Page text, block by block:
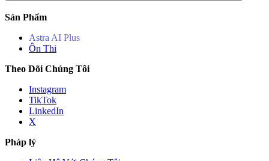
Sản Phẩm
Astra AI Plus
Ôn Thi
Theo Dõi Chúng Tôi
Instagram
TikTok
LinkedIn
X
Pháp lý